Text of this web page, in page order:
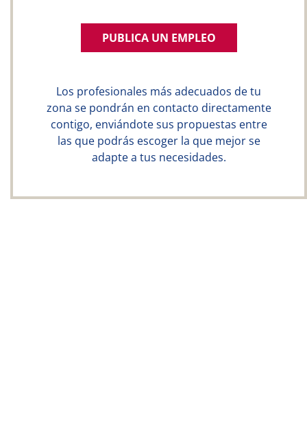
PUBLICA UN EMPLEO
Los profesionales más adecuados de tu
zona se pondrán en contacto directamente
contigo, enviándote sus propuestas entre
las que podrás escoger la que mejor se
adapte a tus necesidades.